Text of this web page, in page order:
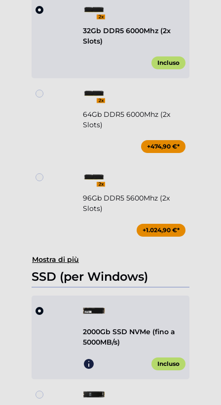
32Gb DDR5 6000Mhz (2x
Slots)
Incluso
64Gb DDR5 6000Mhz (2x
Slots)
+474,90 €*
96Gb DDR5 5600Mhz (2x
Slots)
+1.024,90 €*
Mostra di più
SSD (per Windows)
2000Gb SSD NVMe (fino a
5000MB/s)
Incluso